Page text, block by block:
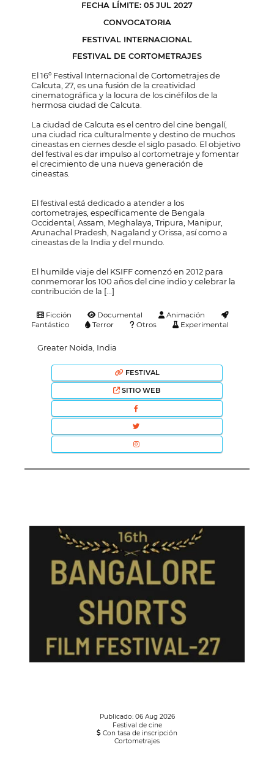
FECHA LÍMITE: 05 JUL 2027
CONVOCATORIA
FESTIVAL INTERNACIONAL
FESTIVAL DE CORTOMETRAJES
El 16º Festival Internacional de Cortometrajes de
Calcuta, 27, es una fusión de la creatividad
cinematográfica y la locura de los cinéfilos de la
hermosa ciudad de Calcuta.
La ciudad de Calcuta es el centro del cine bengalí,
una ciudad rica culturalmente y destino de muchos
cineastas en ciernes desde el siglo pasado. El objetivo
del festival es dar impulso al cortometraje y fomentar
el crecimiento de una nueva generación de
cineastas.
El festival está dedicado a atender a los
cortometrajes, específicamente de Bengala
Occidental, Assam, Meghalaya, Tripura, Manipur,
Arunachal Pradesh, Nagaland y Orissa, así como a
cineastas de la India y del mundo.
El humilde viaje del KSIFF comenzó en 2012 para
conmemorar los 100 años del cine indio y celebrar la
contribución de la [...]
Ficción Documental
Animación
Fantástico
Terror Otros Experimental
Greater Noida, India
FESTIVAL
SITIO WEB
Publicado: 06 Aug 2026
Festival de cine
Con tasa de inscripción
Cortometrajes